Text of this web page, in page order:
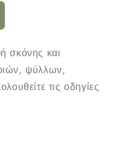
σκόνης και
ψύλλων,
τις οδηγίες